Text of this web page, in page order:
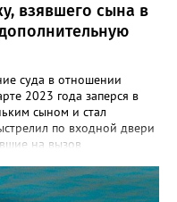
взявшего сына в
суда в отношении
2023 года заперся в
сыном и стал
по входной двери
на вызов
никто не пострадал,
он отпустил ребенка и